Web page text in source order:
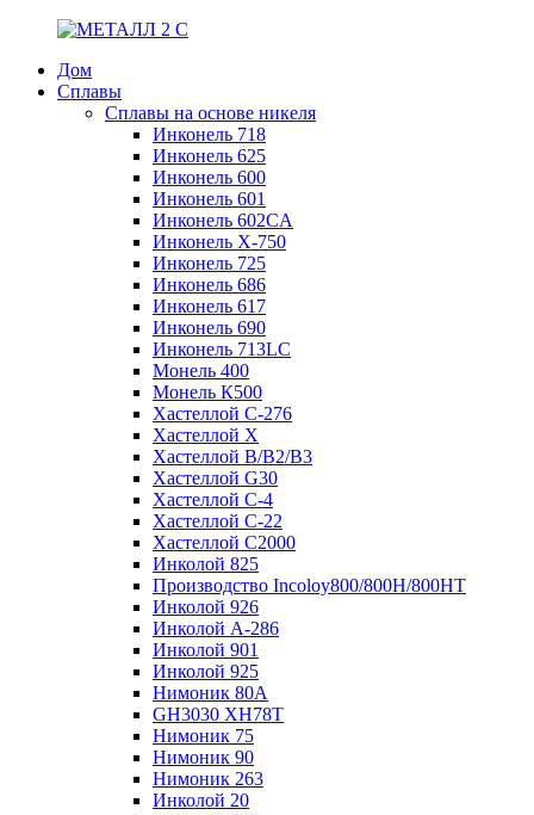
Дом
Сплавы
Сплавы на основе никеля
Инконель 718
Инконель 625
Инконель 600
Инконель 601
Инконель 602CA
Инконель Х-750
Инконель 725
Инконель 686
Инконель 617
Инконель 690
Инконель 713LC
Монель 400
Монель К500
Хастеллой C-276
Хастеллой X
Хастеллой B/B2/B3
Хастеллой G30
Хастеллой С-4
Хастеллой С-22
Хастеллой C2000
Инколой 825
Производство Incoloy800/800H/800HT
Инколой 926
Инколой А-286
Инколой 901
Инколой 925
Нимоник 80А
GH3030 XH78T
Нимоник 75
Нимоник 90
Нимоник 263
Инколой 20